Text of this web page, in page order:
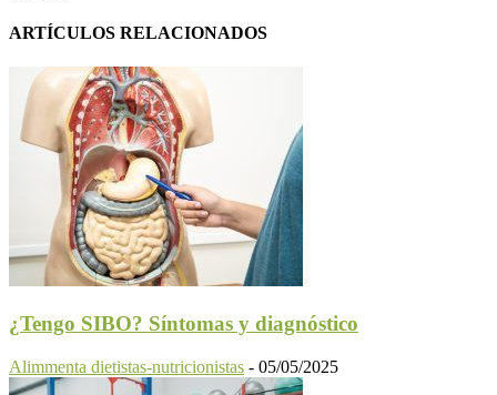
ARTÍCULOS RELACIONADOS
¿Tengo SIBO? Síntomas y diagnóstico
Alimmenta dietistas-nutricionistas - 05/05/2025